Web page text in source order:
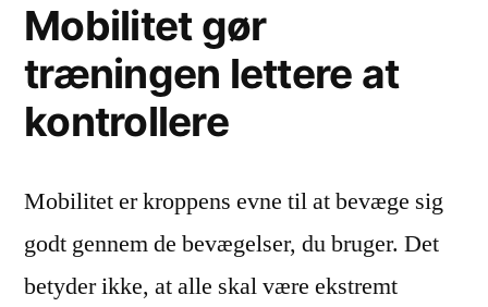
Mobilitet gør
træningen lettere at
kontrollere
Mobilitet er kroppens evne til at bevæge sig
godt gennem de bevægelser, du bruger. Det
betyder ikke, at alle skal være ekstremt